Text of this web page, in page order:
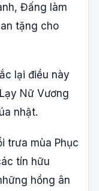
Đấng làm
tặng cho
lại điều này
Nữ Vương
nhật.
trưa mùa Phục
tín hữu
hồng ân